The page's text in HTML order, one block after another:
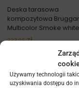
Używamy technologii
uzyskiwania dostępu do
Deska tarasowa
kompozytowa
Multicolor Smoke
333,95zł
Dodaj do koszyka